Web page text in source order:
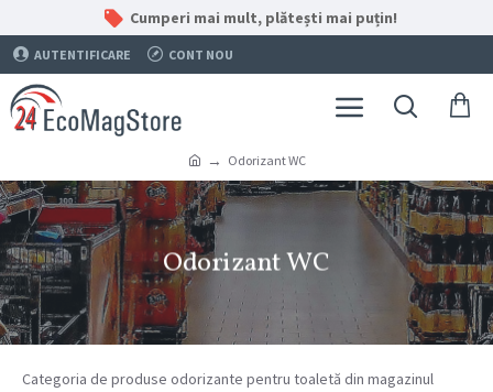
Cumperi mai mult, plătești mai puțin!
AUTENTIFICARE CONT NOU
Odorizant WC
Odorizant WC
Categoria de produse odorizante pentru toaletă din magazinul